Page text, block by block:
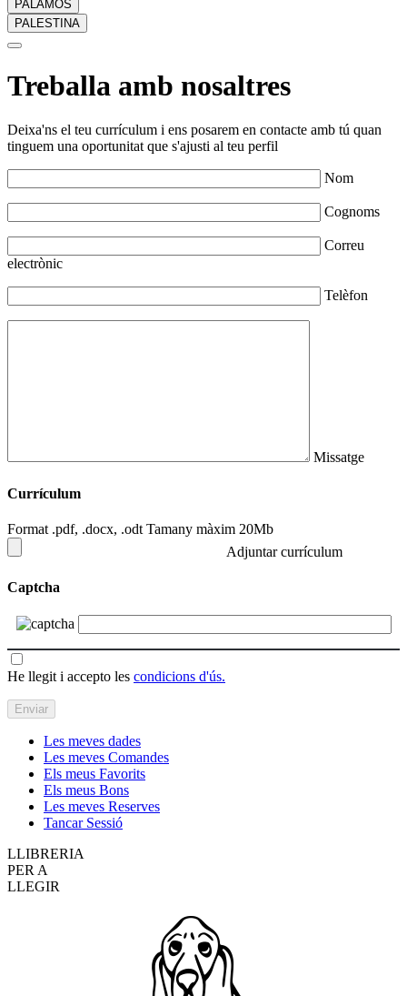
PALAMÓS
PALESTINA
Treballa amb nosaltres
Deixa'ns el teu currículum i ens posarem en contacte amb tú quan
tinguem una oportunitat que s'ajusti al teu perfil
Nom
Cognoms
Correu
electrònic
Telèfon
Missatge
Currículum
Format .pdf, .docx, .odt Tamany màxim 20Mb
Adjuntar currículum
Captcha
He llegit i accepto les condicions d'ús.
Les meves dades
Les meves Comandes
Els meus Favorits
Els meus Bons
Les meves Reserves
Tancar Sessió
LLIBRERIA
PER A
LLEGIR